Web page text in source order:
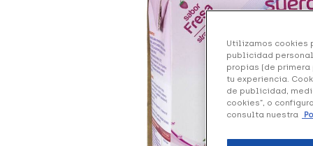
Utilizamos cookies
publicidad
propias (de
tu experiencia.
de publicidad,
cookies”, o
consulta nuestra